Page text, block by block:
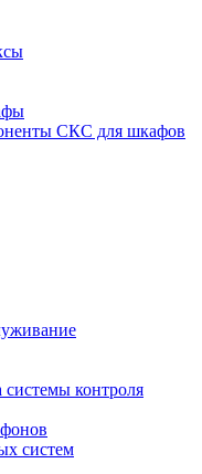
СКС для шкафов
контроля
систем